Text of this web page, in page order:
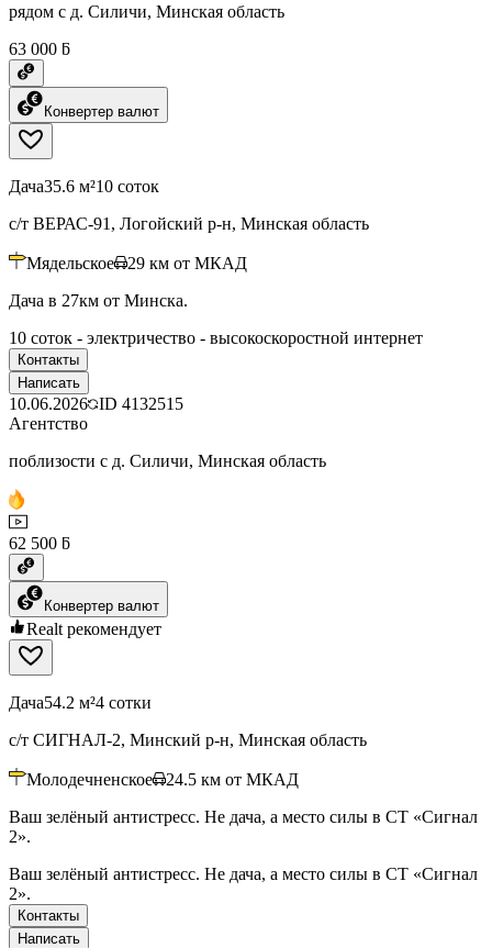
рядом с д. Силичи, Минская область
63 000 ƃ
Конвертер валют
Дача35.6 м²10 соток
с/т ВЕРАС-91, Логойский р-н, Минская область
Мядельское 29 км от МКАД
Дача в 27км от Минска.
10 соток - электричество - высокоскоростной интернет
Контакты
Написать
10.06.2026 ID 4132515
Агентство
поблизости с д. Силичи, Минская область
62 500 ƃ
Конвертер валют
Realt рекомендует
Дача54.2 м²4 сотки
с/т СИГНАЛ-2, Минский р-н, Минская область
Молодечненское 24.5 км от МКАД
Ваш зелёный антистресс. Не дача, а место силы в СТ «Сигнал
2».
Ваш зелёный антистресс. Не дача, а место силы в СТ «Сигнал
2».
Контакты
Написать